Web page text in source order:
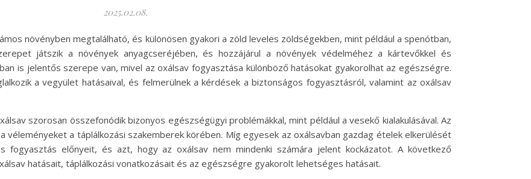
2025.02.08.
növényben megtalálható, és különösen gyakori a zöld leveles zöldségekben, mint például a spenótban,
játszik a növények anyagcseréjében, és hozzájárul a növények védelméhez a kártevőkkel és
is jelentős szerepe van, mivel az oxálsav fogyasztása különböző hatásokat gyakorolhat az egészségre.
a vegyület hatásaival, és felmerülnek a kérdések a biztonságos fogyasztásról, valamint az oxálsav
szorosan összefonódik bizonyos egészségügyi problémákkal, mint például a vesekő kialakulásával. Az
a táplálkozási szakemberek körében. Míg egyesek az oxálsavban gazdag ételek elkerülését
fogyasztás előnyeit, és azt, hogy az oxálsav nem mindenki számára jelent kockázatot. A következő
hatásait, táplálkozási vonatkozásait és az egészségre gyakorolt lehetséges hatásait.